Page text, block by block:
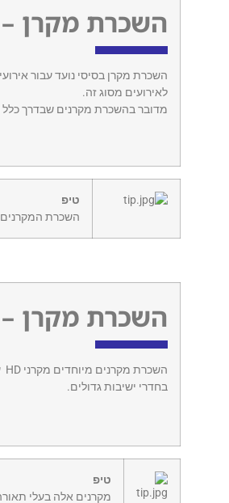
השכרת מקרן
לאירועים מסוג זה.
מדובר בהשכרת מקרנים שבדרך כלל
טיפ
השכרת המקרנים
השכרת מקרן –
בחדרי ישיבות גדולים.
טיפ